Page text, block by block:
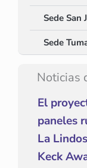
Sede San
Sede
Noticias
El
paneles
La
Keck